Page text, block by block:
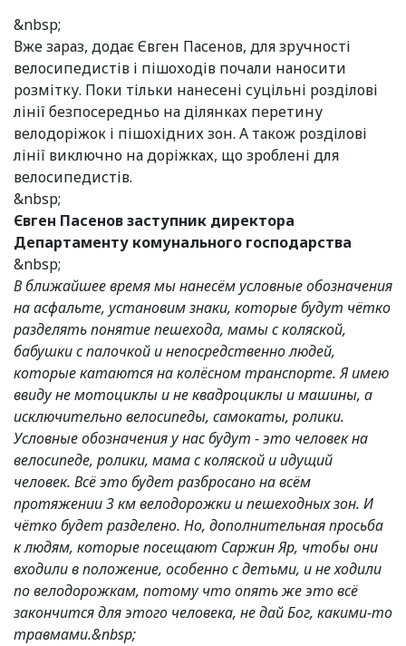
&nbsp;
Вже зараз, додає Євген Пасенов, для зручності
велосипедистів і пішоходів почали наносити
розмітку. Поки тільки нанесені суцільні розділові
лінії безпосередньо на ділянках перетину
велодоріжок і пішохідних зон. А також розділові
лінії виключно на доріжках, що зроблені для
велосипедистів.
&nbsp;
Євген Пасенов заступник директора
Департаменту комунального господарства
&nbsp;
В ближайшее время мы нанесём условные обозначения
на асфальте, установим знаки, которые будут чётко
разделять понятие пешехода, мамы с коляской,
бабушки с палочкой и непосредственно людей,
которые катаются на колёсном транспорте. Я имею
ввиду не мотоциклы и не квадроциклы и машины, а
исключительно велосипеды, самокаты, ролики.
Условные обозначения у нас будут - это человек на
велосипеде, ролики, мама с коляской и идущий
человек. Всё это будет разбросано на всём
протяжении 3 км велодорожки и пешеходных зон. И
чётко будет разделено. Но, дополнительная просьба
к людям, которые посещают Саржин Яр, чтобы они
входили в положение, особенно с детьми, и не ходили
по велодорожкам, потому что опять же это всё
закончится для этого человека, не дай Бог, какими-то
травмами.&nbsp;